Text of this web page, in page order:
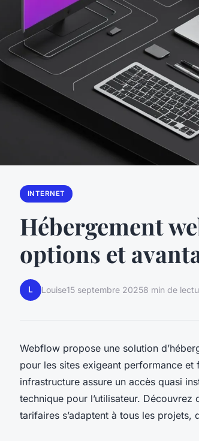
INTERNET
Hébergement
options et
L Louise15 septembre 20258 min de
Webflow propose une solution
pour les sites exigeant performance et
infrastructure assure un accès quasi
technique pour l’utilisateur.
tarifaires s’adaptent à tous les